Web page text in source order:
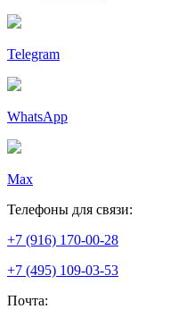
Telegram
WhatsApp
Max
Телефоны для связи:
+7 (916) 170-00-28
+7 (495) 109-03-53
Почта: